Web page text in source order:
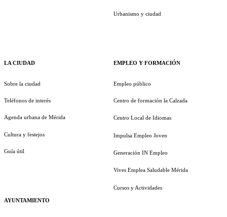
LA CIUDAD
Sobre la ciudad
Teléfonos de interés
Agenda urbana de Mérida
Cultura y festejos
Guía útil
AYUNTAMIENTO
Urbanismo y ciudad
EMPLEO Y FORMACIÓN
Empleo público
Centro de formación la Calzada
Centro Local de Idiomas
Impulsa Empleo Joven
Generación IN Empleo
Vives Emplea Saludable Mérida
Cursos y Actividades